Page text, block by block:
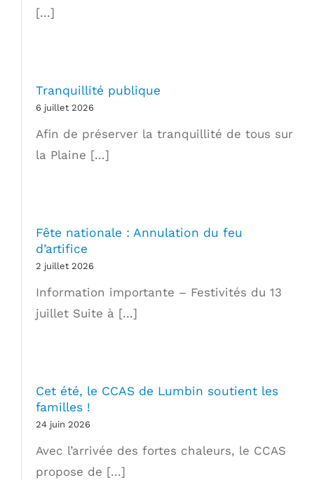
[...]
Tranquillité publique
6 juillet 2026
Afin de préserver la tranquillité de tous sur
la Plaine [...]
Fête nationale : Annulation du feu
d’artifice
2 juillet 2026
Information importante – Festivités du 13
juillet Suite à [...]
Cet été, le CCAS de Lumbin soutient les
familles !
24 juin 2026
Avec l’arrivée des fortes chaleurs, le CCAS
propose de [...]